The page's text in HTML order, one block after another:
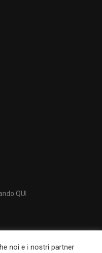
QUI
noi e i nostri partner